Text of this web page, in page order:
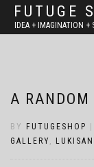
FUTUGE
IDEA + IMAGINATION +
A RANDOM
BY FUTUGESHOP
GALLERY,